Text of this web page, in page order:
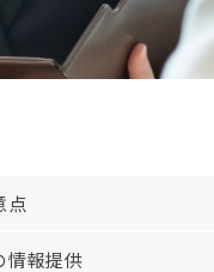
点
情報提供